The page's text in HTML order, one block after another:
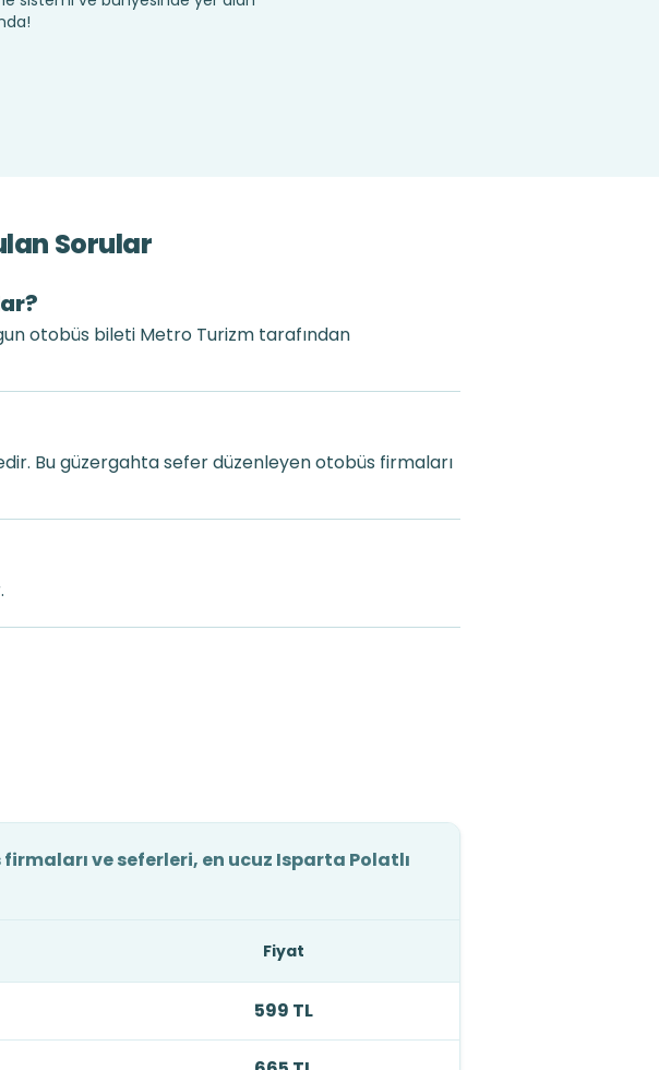
Sorular
otobüs bileti Metro Turizm tarafından
Bu güzergahta sefer düzenleyen otobüs firmaları
ve seferleri, en ucuz Isparta Polatlı
Fiyat
599 TL